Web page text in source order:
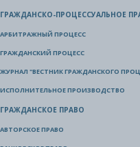
ГРАЖДАНСКО-ПРОЦЕССУАЛЬНОЕ
АРБИТРАЖНЫЙ ПРОЦЕСС
ГРАЖДАНСКИЙ ПРОЦЕСС
ЖУРНАЛ "ВЕСТНИК ГРАЖДАНСКОГО
ИСПОЛНИТЕЛЬНОЕ ПРОИЗВОДСТВО
ГРАЖДАНСКОЕ ПРАВО
АВТОРСКОЕ ПРАВО